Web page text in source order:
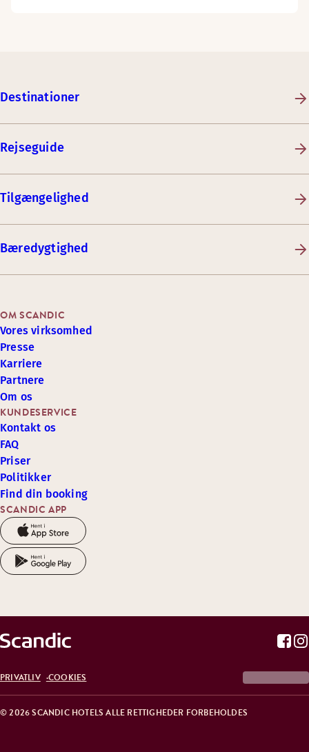
Destinationer
Rejseguide
Tilgængelighed
Bæredygtighed
SCANDIC APP
KUNDESERVICE
Kontakt os
FAQ
Priser
Politikker
Find din booking
OM SCANDIC
Vores virksomhed
Presse
Karriere
Partnere
Om os
© 2026 SCANDIC HOTELS ALLE RETTIGHEDER FORBEHOLDES
PRIVATLIV COOKIES